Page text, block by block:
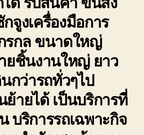
จูงเครื่องมือการ
รกล ขนาดใหญ่
ยชิ้นงานใหญ่ ยาว
กว่ารถทั่วๆไป
ายได้ เป็นบริการที่
บริการรถเฉพาะกิจ